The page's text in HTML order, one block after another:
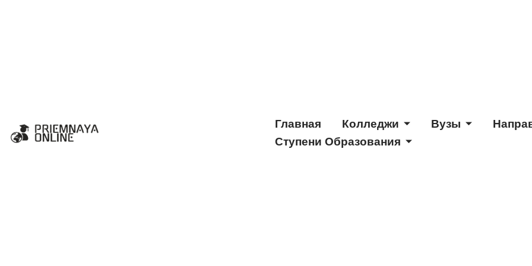
Главная Колледжи Вузы
Ступени Образования